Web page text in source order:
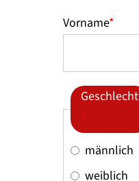
Vorname*
Geschlecht
*
männlich
weiblich